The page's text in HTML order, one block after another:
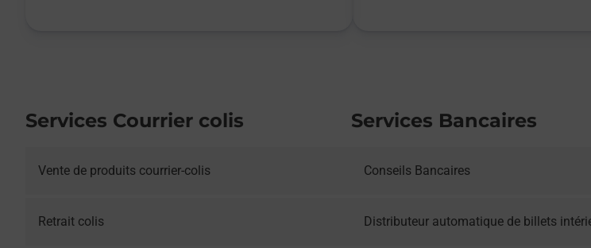
Services Courrier colis
Vente de produits courrier-colis
Retrait colis
Services Bancaires
Conseils Bancaires
Distributeur automatique de billets